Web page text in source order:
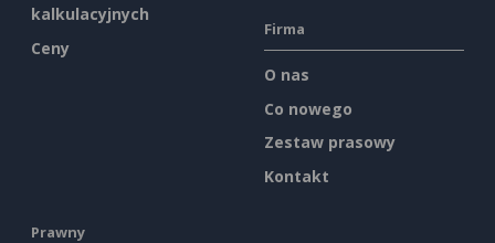
kalkulacyjnych
Ceny
Firma
O nas
Co nowego
Zestaw prasowy
Kontakt
Prawny